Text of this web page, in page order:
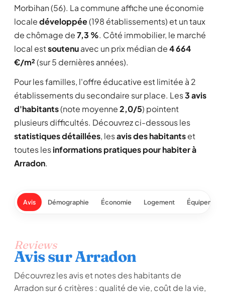
Morbihan (56). La commune affiche une économie
localedéveloppée(198 établissements) et un taux
de chômage de7,3 %. Côté immobilier, le marché
local estsoutenuavec un prix médian de4 664
€/m²(sur 5 dernières années).
Pour les familles, l'offre éducative est limitée à 2
établissements du secondaire sur place. Les3 avis
d'habitants(note moyenne2,0/5) pointent
plusieurs difficultés. Découvrez ci-dessous les
statistiques détaillées, lesavis des habitantset
toutes lesinformations pratiques pour habiter à
Arradon.
Avis Démographie Économie Logement
Reviews
Avis sur Arradon
Découvrez les avis et notes des habitants de
Arradon sur 6 critères : qualité de vie, coût de la vie,